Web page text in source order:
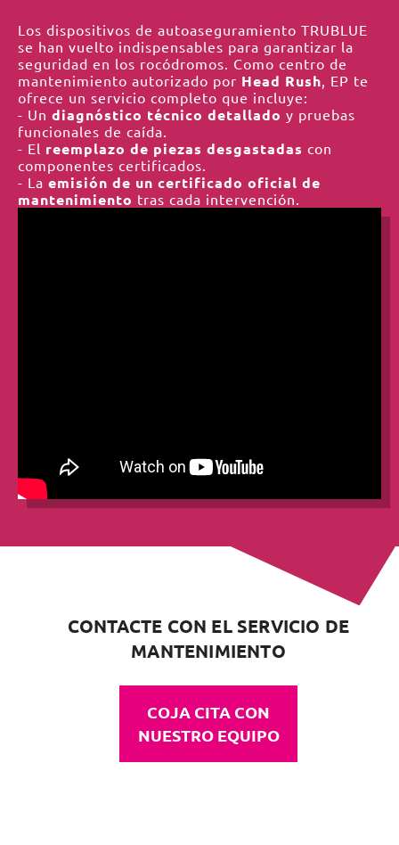
Los dispositivos de autoaseguramiento TRUBLUE
se han vuelto indispensables para garantizar la
seguridad en los rocódromos. Como centro de
mantenimiento autorizado por Head Rush , EP te
ofrece un servicio completo que incluye:
- Un diagnóstico técnico detallado y pruebas
funcionales de caída.
- El reemplazo de piezas desgastadas con
componentes certificados.
- La emisión de un certificado oficial de
mantenimiento tras cada intervención.
CONTACTE CON EL SERVICIO DE
MANTENIMIENTO
COJA CITA CON
NUESTRO EQUIPO